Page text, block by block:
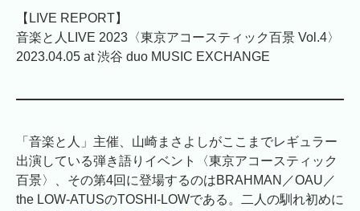
【LIVE REPORT】
音楽と人LIVE 2023〈東京アコースティック百景 Vol.4〉
2023.04.05 at 渋谷 duo MUSIC EXCHANGE
「音楽と人」主催、山崎まさよしがここまでレギュラー
出演している弾き語りイベント〈東京アコースティック
百景〉、その第4回に登場するのはBRAHMAN／OAU／
the LOW-ATUSのTOSHI-LOWである。二人の馴れ初めに